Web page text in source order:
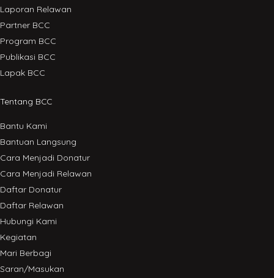
Laporan Relawan
Partner BCC
Program BCC
Publikasi BCC
Lapak BCC
Tentang BCC
Bantu Kami
Bantuan Langsung
Cara Menjadi Donatur
Cara Menjadi Relawan
Daftar Donatur
Daftar Relawan
Hubungi Kami
Kegiatan
Mari Berbagi
Saran/Masukan